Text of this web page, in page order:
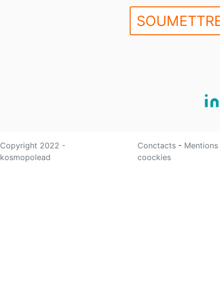
Copyright 2022 -
kosmopolead
Conctacts -
coockies